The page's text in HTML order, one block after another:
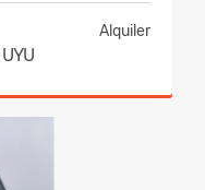
Alquiler
UYU